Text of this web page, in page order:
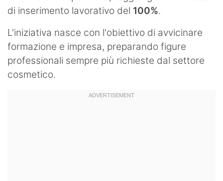
di inserimento lavorativo del 100%.
L'iniziativa nasce con l'obiettivo di avvicinare
formazione e impresa, preparando figure
professionali sempre più richieste dal settore
cosmetico.